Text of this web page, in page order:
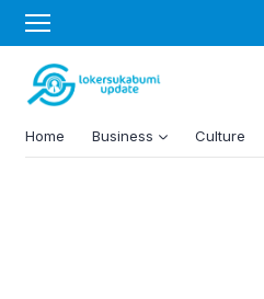
Home Business Culture